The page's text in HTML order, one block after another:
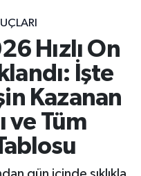
Hızlı On
İşte
Kazanan
ve Tüm